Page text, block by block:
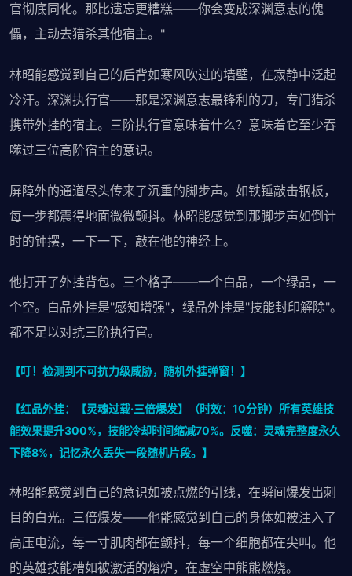
官彻底同化。那比遗忘更糟糕——你会变成深渊意志的傀
儡，主动去猎杀其他宿主。"
林昭能感觉到自己的后背如寒风吹过的墙壁，在寂静中泛起
冷汗。深渊执行官——那是深渊意志最锋利的刀，专门猎杀
携带外挂的宿主。三阶执行官意味着什么？意味着它至少吞
噬过三位高阶宿主的意识。
屏障外的通道尽头传来了沉重的脚步声。如铁锤敲击钢板，
每一步都震得地面微微颤抖。林昭能感觉到那脚步声如倒计
时的钟摆，一下一下，敲在他的神经上。
他打开了外挂背包。三个格子——一个白品，一个绿品，一
个空。白品外挂是"感知增强"，绿品外挂是"技能封印解除"。
都不足以对抗三阶执行官。
【叮！检测到不可抗力级威胁，随机外挂弹窗！】
【红品外挂：【灵魂过载·三倍爆发】（时效：10分钟）所有英雄技
能效果提升300%，技能冷却时间缩减70%。反噬：灵魂完整度永久
下降8%，记忆永久丢失一段随机片段。】
林昭能感觉到自己的意识如被点燃的引线，在瞬间爆发出刺
目的白光。三倍爆发——他能感觉到自己的身体如被注入了
高压电流，每一寸肌肉都在颤抖，每一个细胞都在尖叫。他
的英雄技能槽如被激活的熔炉，在虚空中熊熊燃烧。